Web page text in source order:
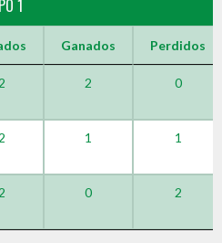
1
Ganados Perdidos
2 2 0
2 1 1
2 0 2